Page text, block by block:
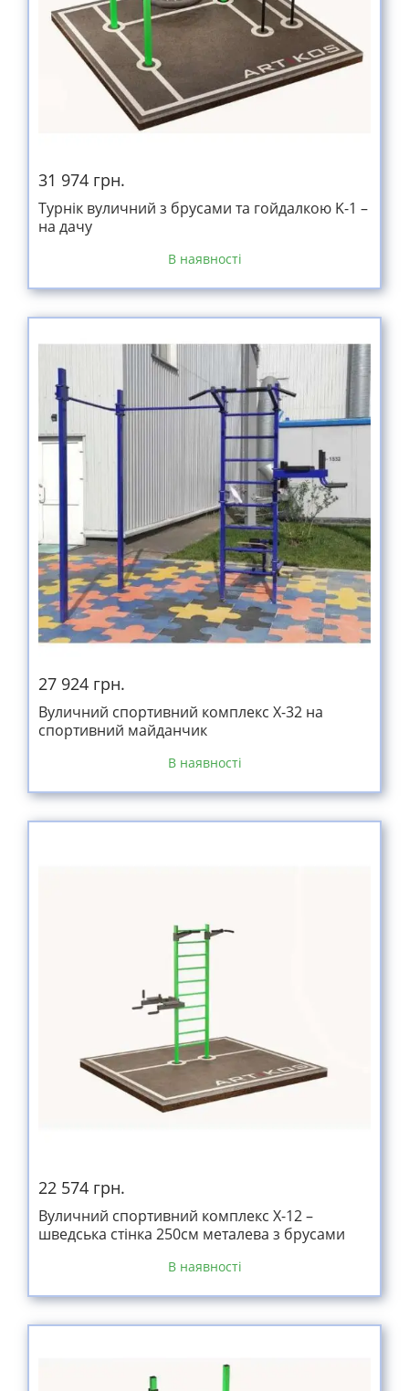
31 974 грн.
Турнік вуличний з брусами та гойдалкою K-1 –
на дачу
В наявності
27 924 грн.
Вуличний спортивний комплекс Х-32 на
спортивний майданчик
В наявності
22 574 грн.
Вуличний спортивний комплекс Х-12 –
шведська стінка 250см металева з брусами
В наявності